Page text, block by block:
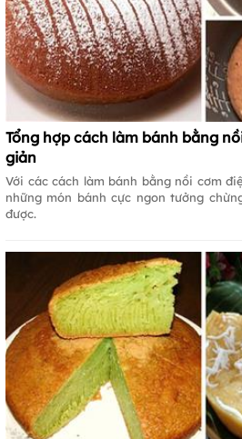
Tổng hợp cách làm bánh bằng
giản
Với các cách làm bánh bằng nồi cơm
những món bánh cực ngon tưởng
được.